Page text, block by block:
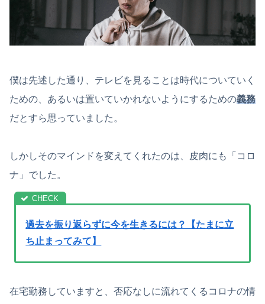
僕は先述した通り、テレビを見ることは時代についていく
ための、あるいは置いていかれないようにするための義務
だとすら思っていました。
しかしそのマインドを変えてくれたのは、皮肉にも「コロ
ナ」でした。
過去を振り返らずに今を生きるには？【たまに立
ち止まってみて】
在宅勤務していますと、否応なしに流れてくるコロナの情